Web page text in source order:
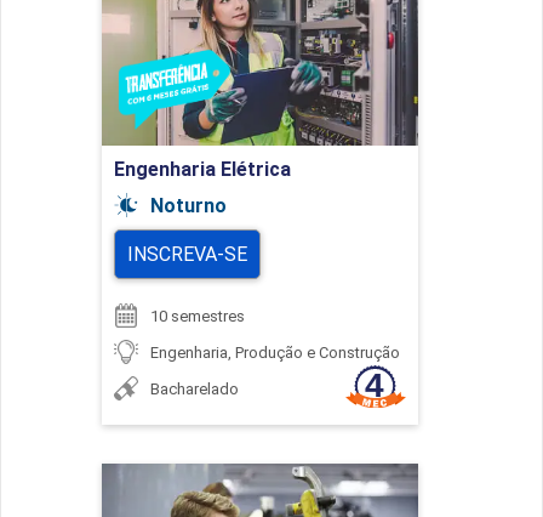
Engenharia Elétrica
Noturno
INSCREVA-SE
10 semestres
Engenharia, Produção e Construção
Bacharelado
Detalhes do curso
Ir para Inscrição
Engenharia Mecânica